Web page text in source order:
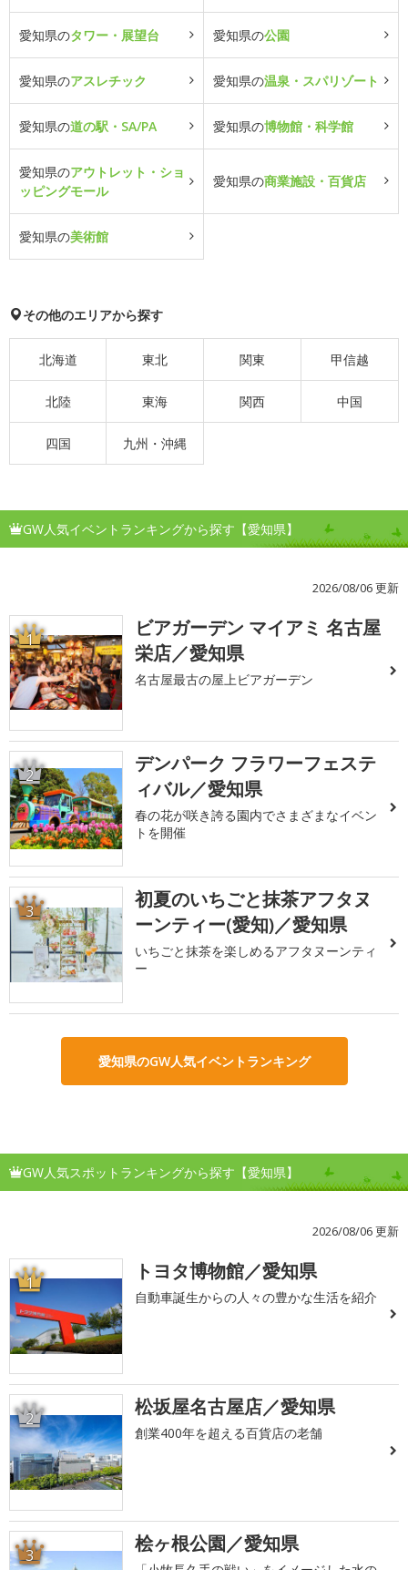
愛知県のタワー・展望台 愛知県の公園
愛知県のアスレチック 愛知県の温泉・スパリゾート
愛知県の道の駅・SA/PA 愛知県の博物館・科学館
愛知県のアウトレット・ショ
ッピングモール
愛知県の商業施設・百貨店
愛知県の美術館
その他のエリアから探す
北海道 東北 関東 甲信越
北陸 東海 関西 中国
四国 九州・沖縄
GW人気イベントランキングから探す【愛知県】
2026/08/06 更新
1
ビアガーデン マイアミ 名古屋
栄店／愛知県
名古屋最古の屋上ビアガーデン
2
デンパーク フラワーフェステ
ィバル／愛知県
春の花が咲き誇る園内でさまざまなイベン
トを開催
3
初夏のいちごと抹茶アフタヌ
ーンティー(愛知)／愛知県
いちごと抹茶を楽しめるアフタヌーンティ
ー
愛知県のGW人気イベントランキング
GW人気スポットランキングから探す【愛知県】
2026/08/06 更新
1 トヨタ博物館／愛知県
自動車誕生からの人々の豊かな生活を紹介
2 松坂屋名古屋店／愛知県
創業400年を超える百貨店の老舗
3 桧ヶ根公園／愛知県